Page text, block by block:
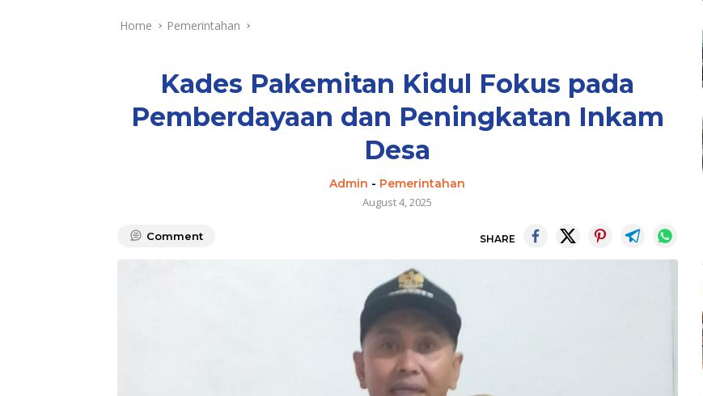
Home Pemerintahan
Kades Pakemitan Kidul Fokus pada
Pemberdayaan dan Peningkatan Inkam
Desa
Admin - Pemerintahan
August 4, 2025
Comment SHARE